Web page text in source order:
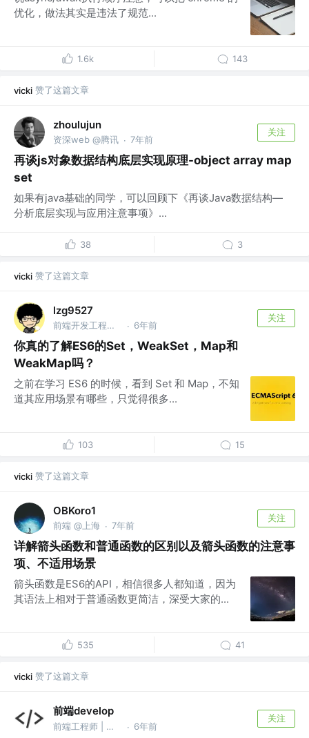
优化，做法其实是违法了规范...
1.6k 143
vicki 赞了这篇文章
zhoulujun
资深web @腾讯 · 7年前
关注
再谈js对象数据结构底层实现原理-object array map
set
如果有java基础的同学，可以回顾下《再谈Java数据结构—
分析底层实现与应用注意事项》...
38 3
vicki 赞了这篇文章
lzg9527
前端开发工程师 | 广州 · 6年前
关注
你真的了解ES6的Set，WeakSet，Map和
WeakMap吗？
之前在学习 ES6 的时候，看到 Set 和 Map，不知
道其应用场景有哪些，只觉得很多...
103 15
vicki 赞了这篇文章
OBKoro1
前端 @上海 · 7年前
关注
详解箭头函数和普通函数的区别以及箭头函数的注意事
项、不适用场景
箭头函数是ES6的API，相信很多人都知道，因为
其语法上相对于普通函数更简洁，深受大家的...
535 41
vicki 赞了这篇文章
前端develop
前端工程师 | 公众号：前端develop · 6年前
关注